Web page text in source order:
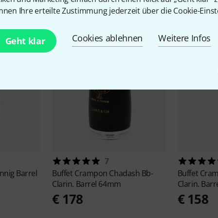
Ihre erteilte Zustimmung jederzeit über die Cookie-
Geht klar Cookies ablehnen Weitere Infos
& passende
Barrel
7
Buffet Crampon Chadash Bb-
Clarin. Barrel 64mm
€ 178
Buffet
Clarin.
€ 158